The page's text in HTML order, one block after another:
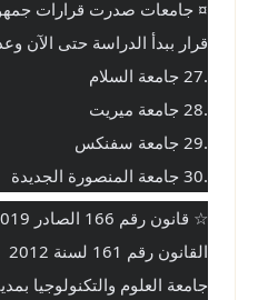
قرار ببدأ الدراسة حتى الآن
.27 جامعة السلام
.28 جامعة ميريت
.29 جامعة سفنكس
.30 جامعة المنصورة الجديدة
القانون رقم 161 لسنة 2012
جامعة العلوم والتكنولوجيا